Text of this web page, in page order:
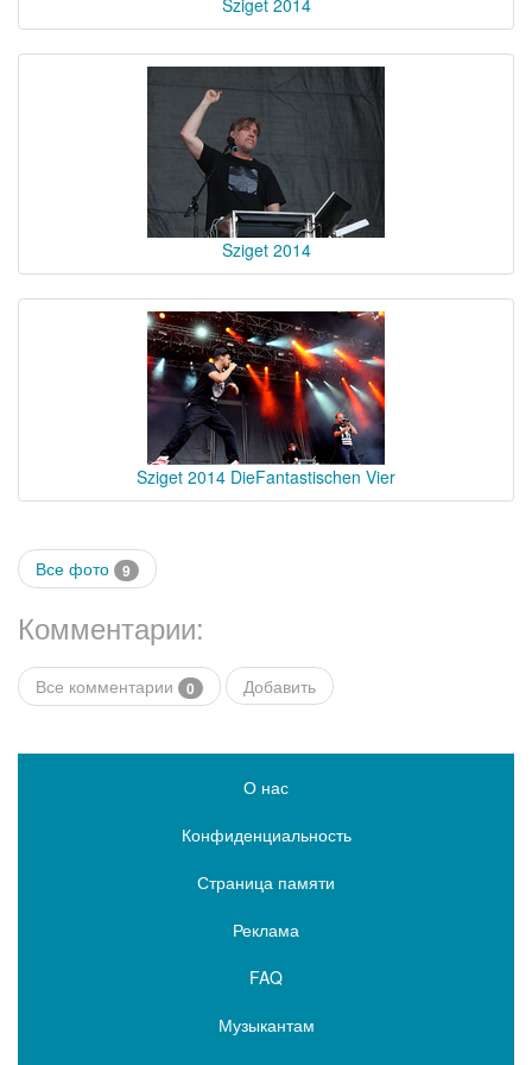
Sziget 2014
Sziget 2014 DieFantastischen Vier
Все фото 9
Комментарии:
Все комментарии 0 Добавить
О нас
Конфиденциальность
Страница памяти
Реклама
FAQ
Музыкантам